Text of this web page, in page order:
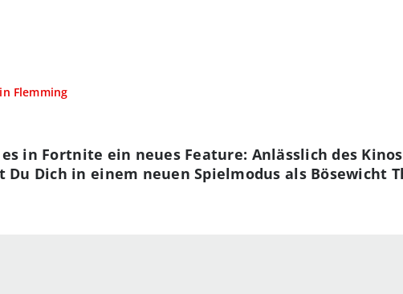
Flemming
in Fortnite ein neues Feature: Anlässlich des
Du Dich in einem neuen Spielmodus als Bösewicht